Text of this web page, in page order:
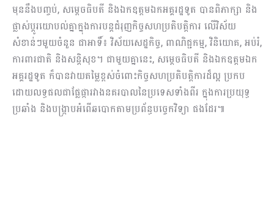
មុននឹងបញ្ចប់, សម្ដេចធិបតី និងឯកឧត្តមឯកអគ្គរដ្ឋទូត បានពិភាក្សា និង
ផ្លាស់ប្ដូរយោបល់គ្នាក្នុងការបន្តជំរុញកិច្ចសហប្រតិបត្តិការ លើវិស័យ
សំខាន់ៗមួយចំនួន ជាអាទិ៍៖ វិស័យសេដ្ឋកិច្ច, ពាណិជ្ជកម្ម, វិនិយោគ, អប់រំ,
ការពារជាតិ និងសន្តិសុខ។ ជាមួយគ្នានេះ, សម្ដេចធិបតី និងឯកឧត្តមឯក
អគ្គរដ្ឋទូត ក៏បានវាយតម្លៃខ្ពស់ចំពោះកិច្ចសហប្រតិបត្តិការដ៏ល្អ ប្រកប
ដោយលទ្ធផលជាផ្លែផ្ការវាងនគរបាលនៃប្រទេសទាំងពីរ ក្នុងការប្រយុទ្ធ
ប្រឆាំង និងបង្រ្កាបអំពើឆបោកតាមប្រព័ន្ធបច្ចេកវិទ្យា ផងដែរ៕